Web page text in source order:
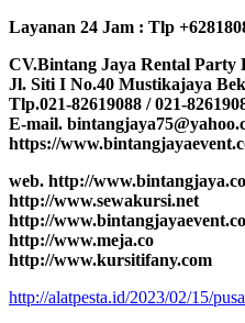
Layanan 24 Jam : Tlp
CV.Bintang Jaya Rental Party
Jl. Siti I No.40 Mustikajaya
Tlp.021-82619088 / 021-
E-mail.
https://
web. http://
http://www.sewakursi.net
http://
http://www.meja.co
http://www.kursitifany.com
http://alatpesta.id/2023/02/15/